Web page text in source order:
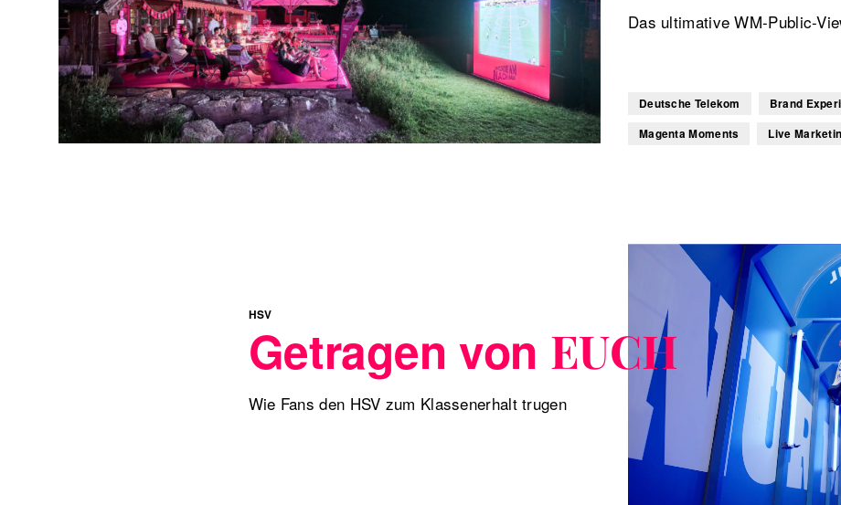
Das ultimative WM-Public-
Deutsche Telekom
Brand
Magenta Moments
Live
HSV
Getragen von EUCH
Wie Fans den HSV zum Klassenerhalt trugen